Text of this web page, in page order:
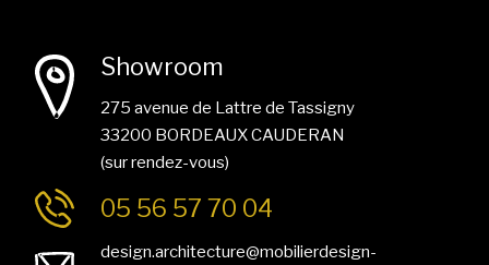
Showroom
275 avenue de Lattre de Tassigny
33200 BORDEAUX CAUDERAN
(sur rendez-vous)
05 56 57 70 04
design.architecture@mobilierdesign-